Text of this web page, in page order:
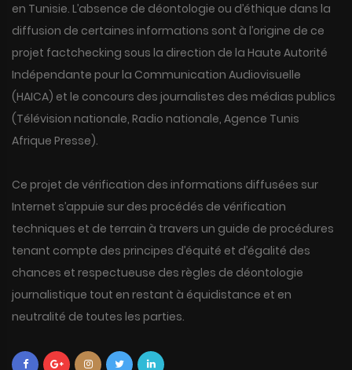
en Tunisie. L’absence de déontologie ou d’éthique dans la
diffusion de certaines informations sont à l’origine de ce
projet factchecking sous la direction de la Haute Autorité
Indépendante pour la Communication Audiovisuelle
(HAICA) et le concours des journalistes des médias publics
(Télévision nationale, Radio nationale, Agence Tunis
Afrique Presse).
Ce projet de vérification des informations diffusées sur
Internet s’appuie sur des procédés de vérification
techniques et de terrain à travers un guide de procédures
tenant compte des principes d’équité et d’égalité des
chances et respectueuse des règles de déontologie
journalistique tout en restant à équidistance et en
neutralité de toutes les parties.